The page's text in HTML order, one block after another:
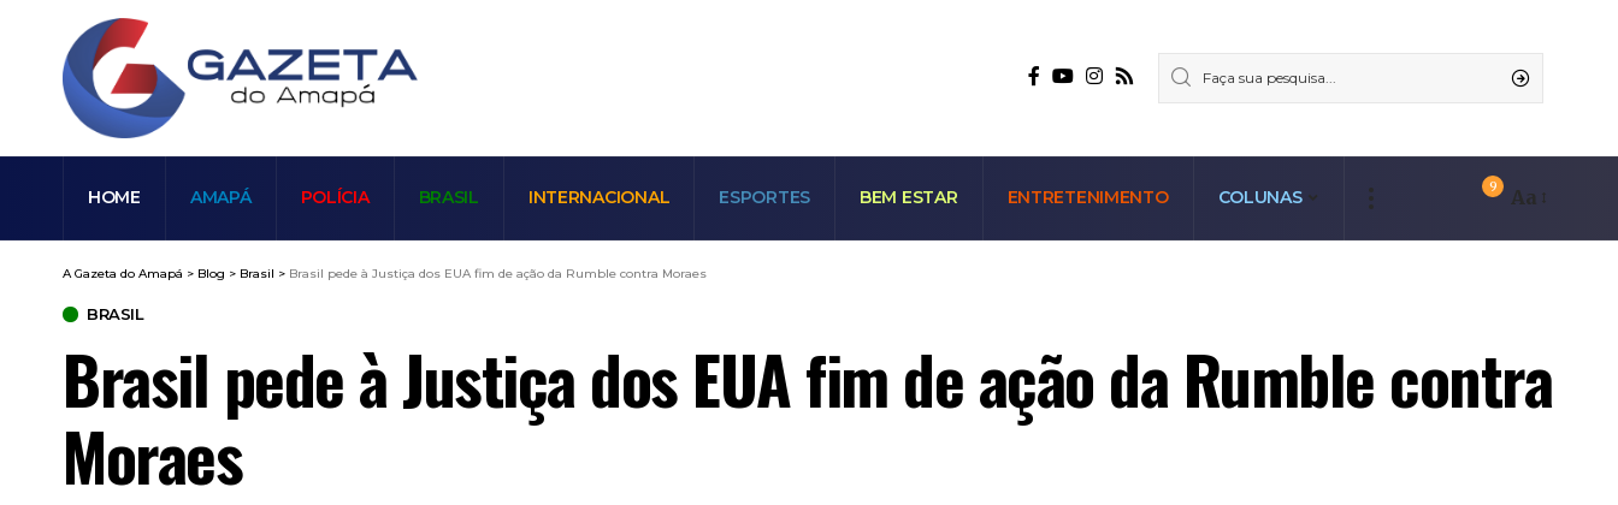
HOME AMAPÁ POLÍCIA BRASIL INTERNACIONAL ESPORTES BEM ESTAR ENTRETENIMENTO COLUNAS
9 Aa
A Gazeta do Amapá > Blog > Brasil > Brasil pede à Justiça dos EUA fim de ação da Rumble contra Moraes
BRASIL
Brasil pede à Justiça dos EUA fim de ação da Rumble contra
Moraes